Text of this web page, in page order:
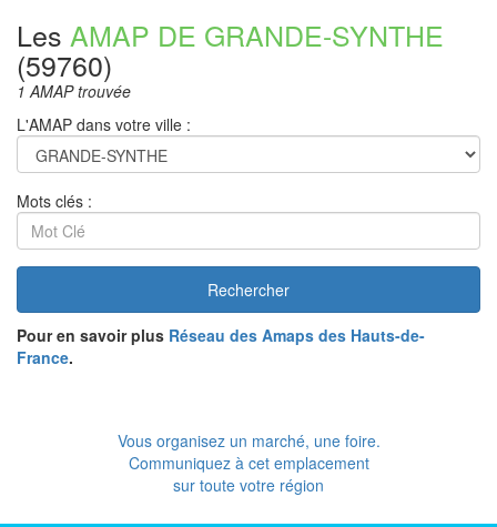
Les AMAP DE GRANDE-SYNTHE
(59760)
1 AMAP trouvée
L'AMAP dans votre ville :
Mots clés :
Rechercher
Pour en savoir plus Réseau des Amaps des Hauts-de-
France.
Vous organisez un marché, une foire.
Communiquez à cet emplacement
sur toute votre région